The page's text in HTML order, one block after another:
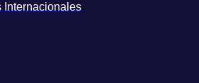
Internacionales